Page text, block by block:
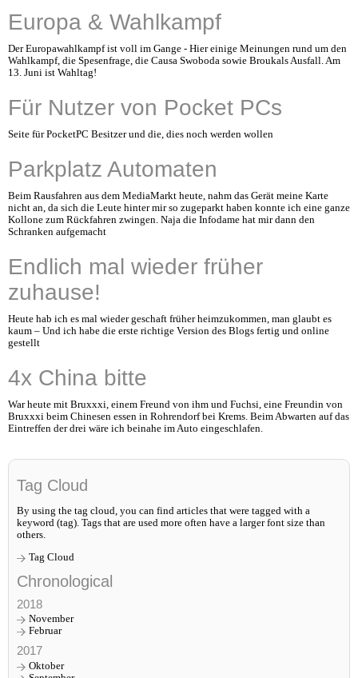
Europa & Wahlkampf
Der Europawahlkampf ist voll im Gange - Hier einige Meinungen rund um den
Wahlkampf, die Spesenfrage, die Causa Swoboda sowie Broukals Ausfall. Am
13. Juni ist Wahltag!
Für Nutzer von Pocket PCs
Seite für PocketPC Besitzer und die, dies noch werden wollen
Parkplatz Automaten
Beim Rausfahren aus dem MediaMarkt heute, nahm das Gerät meine Karte
nicht an, da sich die Leute hinter mir so zugeparkt haben konnte ich eine ganze
Kollone zum Rückfahren zwingen. Naja die Infodame hat mir dann den
Schranken aufgemacht
Endlich mal wieder früher
zuhause!
Heute hab ich es mal wieder geschaft früher heimzukommen, man glaubt es
kaum – Und ich habe die erste richtige Version des Blogs fertig und online
gestellt
4x China bitte
War heute mit Bruxxxi, einem Freund von ihm und Fuchsi, eine Freundin von
Bruxxxi beim Chinesen essen in Rohrendorf bei Krems. Beim Abwarten auf das
Eintreffen der drei wäre ich beinahe im Auto eingeschlafen.
Tag Cloud
By using the tag cloud, you can find articles that were tagged with a
keyword (tag). Tags that are used more often have a larger font size than
others.
Tag Cloud
Chronological
2018
November
Februar
2017
Oktober